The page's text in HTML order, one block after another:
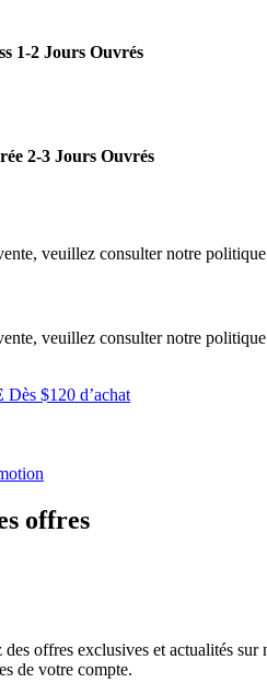
1-2 Jours Ouvrés
2-3 Jours Ouvrés
veuillez consulter notre
veuillez consulter notre
Dès $120 d’achat
offres
offres exclusives et actualités
de votre compte.